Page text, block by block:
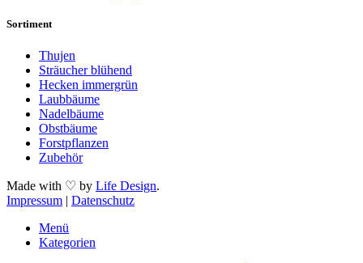
Sortiment
Thujen
Sträucher blühend
Hecken immergrün
Laubbäume
Nadelbäume
Obstbäume
Forstpflanzen
Zubehör
Made with ♡ by Life Design.
Impressum | Datenschutz
Menü
Kategorien